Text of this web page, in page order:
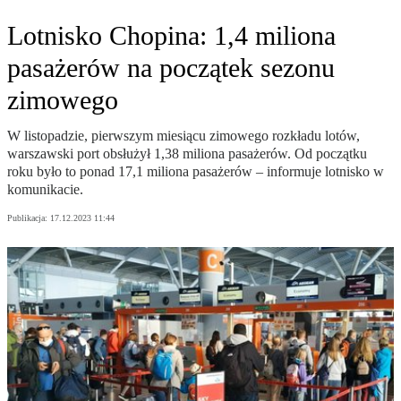
Lotnisko Chopina: 1,4 miliona
pasażerów na początek sezonu
zimowego
W listopadzie, pierwszym miesiącu zimowego rozkładu lotów,
warszawski port obsłużył 1,38 miliona pasażerów. Od początku
roku było to ponad 17,1 miliona pasażerów – informuje lotnisko w
komunikacie.
Publikacja: 17.12.2023 11:44